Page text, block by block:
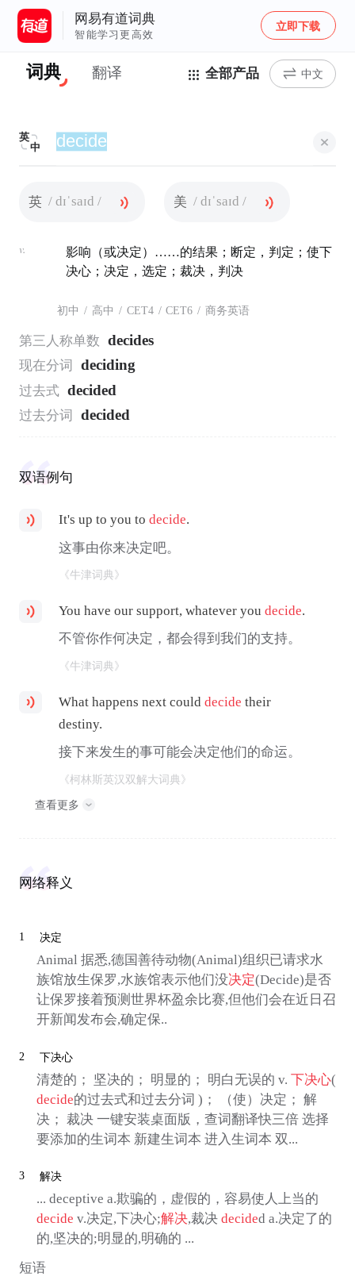
网易有道词典
智能学习更高效
立即下载
词典 翻译 全部产品 中文
英
中
英 / dɪˈsaɪd / 美 / dɪˈsaɪd /
v.
影响（或决定）……的结果；断定，判定；使下
决心；决定，选定；裁决，判决
初中 / 高中 / CET4 / CET6 / 商务英语
第三人称单数 decides
现在分词 deciding
过去式 decided
过去分词 decided
双语例句
It's up to you todecide.
这事由你来决定吧。
《牛津词典》
You have our support, whatever youdecide.
不管你作何决定，都会得到我们的支持。
《牛津词典》
What happens next coulddecide their
destiny.
接下来发生的事可能会决定他们的命运。
《柯林斯英汉双解大词典》
查看更多
网络释义
1 决定
Animal 据悉,德国善待动物(Animal)组织已请求水
族馆放生保罗,水族馆表示他们没决定(Decide)是否
让保罗接着预测世界杯盈余比赛,但他们会在近日召
开新闻发布会,确定保..
2 下决心
清楚的； 坚决的； 明显的； 明白无误的 v. 下决心(
decide的过去式和过去分词 )； （使）决定； 解
决； 裁决 一键安装桌面版，查词翻译快三倍 选择
要添加的生词本 新建生词本 进入生词本 双...
3 解决
... deceptive a.欺骗的，虚假的，容易使人上当的
decide v.决定,下决心;解决,裁决 decided a.决定了的
的,坚决的;明显的,明确的 ...
短语